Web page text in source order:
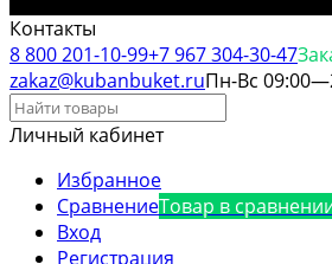
Контакты
8 800 201-10-99+7 967 304-30-47
zakaz@kubanbuket.ruПн-Вс
Личный кабинет
Избранное
СравнениеТовар в
Вход
Регистрация